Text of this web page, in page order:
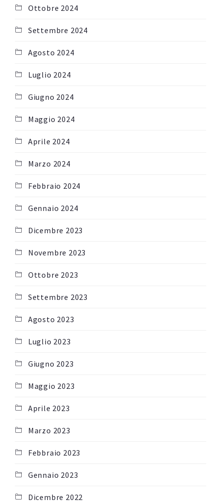
Ottobre 2024
Settembre 2024
Agosto 2024
Luglio 2024
Giugno 2024
Maggio 2024
Aprile 2024
Marzo 2024
Febbraio 2024
Gennaio 2024
Dicembre 2023
Novembre 2023
Ottobre 2023
Settembre 2023
Agosto 2023
Luglio 2023
Giugno 2023
Maggio 2023
Aprile 2023
Marzo 2023
Febbraio 2023
Gennaio 2023
Dicembre 2022